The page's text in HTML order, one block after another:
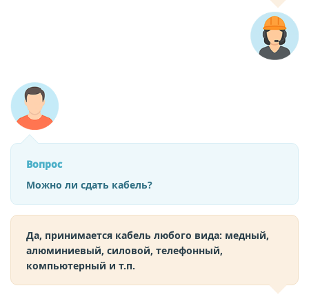
Вопрос
Можно ли сдать кабель?
Да, принимается кабель любого вида: медный,
алюминиевый, силовой, телефонный,
компьютерный и т.п.